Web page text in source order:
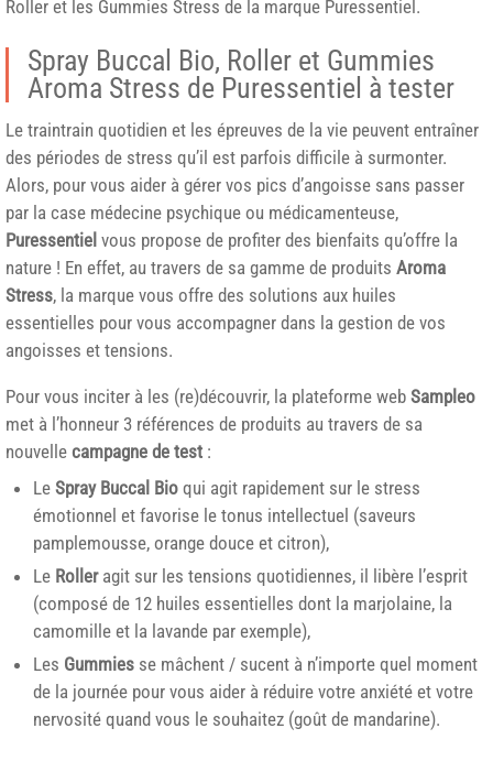
Roller et les Gummies Stress de la marque Puressentiel.
Spray Buccal Bio, Roller et Gummies
Aroma Stress de Puressentiel à tester
Le traintrain quotidien et les épreuves de la vie peuvent entraîner
des périodes de stress qu’il est parfois difficile à surmonter.
Alors, pour vous aider à gérer vos pics d’angoisse sans passer
par la case médecine psychique ou médicamenteuse,
Puressentiel vous propose de profiter des bienfaits qu’offre la
nature ! En effet, au travers de sa gamme de produits Aroma
Stress, la marque vous offre des solutions aux huiles
essentielles pour vous accompagner dans la gestion de vos
angoisses et tensions.
Pour vous inciter à les (re)découvrir, la plateforme web Sampleo
met à l’honneur 3 références de produits au travers de sa
nouvelle campagne de test :
Le Spray Buccal Bio qui agit rapidement sur le stress
émotionnel et favorise le tonus intellectuel (saveurs
pamplemousse, orange douce et citron),
Le Rolleragit sur les tensions quotidiennes, il libère l’esprit
(composé de 12 huiles essentielles dont la marjolaine, la
camomille et la lavande par exemple),
Les Gummies se mâchent / sucent à n’importe quel moment
de la journée pour vous aider à réduire votre anxiété et votre
nervosité quand vous le souhaitez (goût de mandarine).